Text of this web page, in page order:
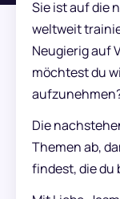
Sie ist auf die
weltweit
Neugierig auf
möchtest du
Die
Themen ab,
findest, die du